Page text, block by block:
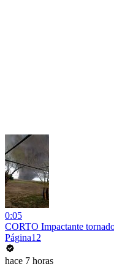
0:05
CORTO Impactante
Página12
hace 7 horas